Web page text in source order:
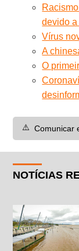
devido
Vírus
A
O
⚠️ Comunicar
NOTÍCIAS